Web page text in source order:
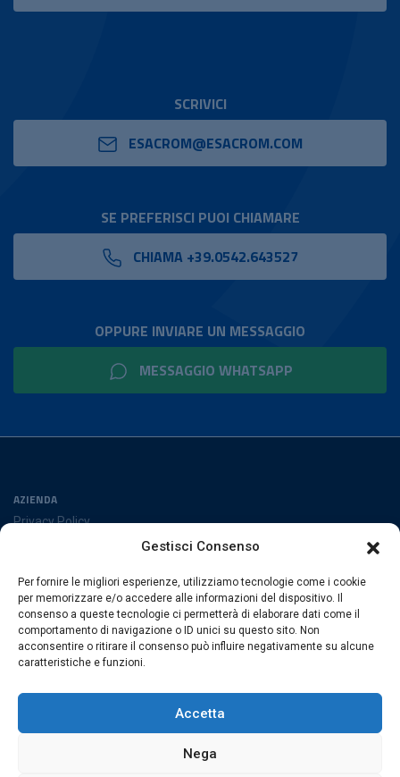
Gestisci Consenso
Per fornire le migliori esperienze, utilizziamo tecnologie come i cookie
per memorizzare e/o accedere alle informazioni del dispositivo. Il
consenso a queste tecnologie ci permetterà di elaborare dati come il
comportamento di navigazione o ID unici su questo sito. Non
acconsentire o ritirare il consenso può influire negativamente su alcune
caratteristiche e funzioni.
Accetta
Nega
SCRIVICI
ESACROM@ESACROM.COM
SE PREFERISCI PUOI CHIAMARE
CHIAMA +39.0542.643527
OPPURE INVIARE UN MESSAGGIO
MESSAGGIO WHATSAPP
AZIENDA
Privacy Policy
SEGUICI SUI SOCIAL